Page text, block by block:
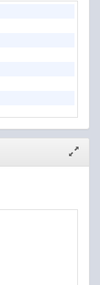
janela